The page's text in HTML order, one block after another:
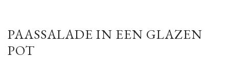
PAASSALADE IN EEN GLAZEN
POT